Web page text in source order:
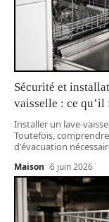
Sécurité et
vaisselle : ce
Installer un lave-
Toutefois,
d'évacuation
Maison 6 juin 2026